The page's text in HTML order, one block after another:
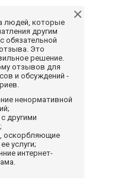
людей, которые
другим
обязательной
Это
решение.
отзывов для
и обсуждений -
ненормативной
другими
оскорбляющие
услуги;
интернет-